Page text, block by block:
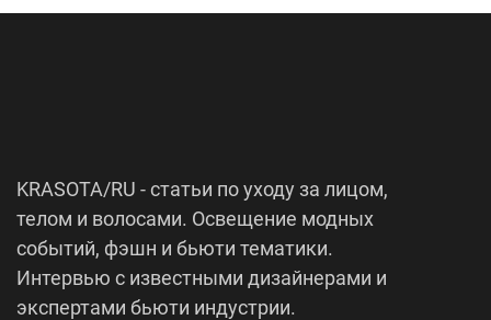
KRASOTA/RU - статьи по уходу за лицом,
телом и волосами. Освещение модных
событий, фэшн и бьюти тематики.
Интервью с известными дизайнерами и
экспертами бьюти индустрии.